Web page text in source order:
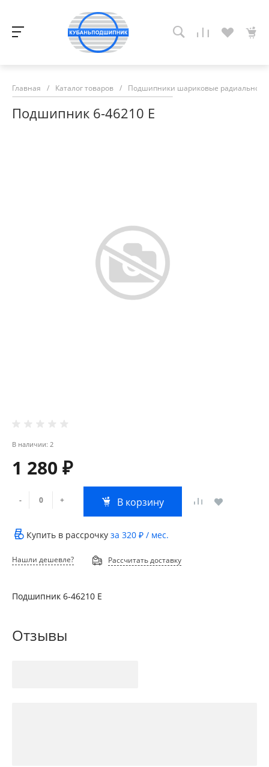
Главная / Каталог товаров / Подшипники шариковые радиально-
Подшипник 6-46210 Е
В наличии: 2
1 280 ₽
- + В корзину
Купить в рассрочку за 320 ₽ / мес.
Нашли дешевле? Рассчитать доставку
Подшипник 6-46210 Е
Отзывы